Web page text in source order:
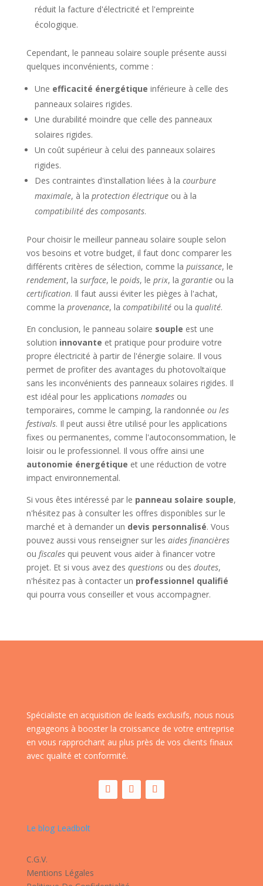
réduit la facture d'électricité et l'empreinte
écologique.
Cependant, le panneau solaire souple présente aussi
quelques inconvénients, comme :
Une efficacité énergétique inférieure à celle des
panneaux solaires rigides.
Une durabilité moindre que celle des panneaux
solaires rigides.
Un coût supérieur à celui des panneaux solaires
rigides.
Des contraintes d'installation liées à la courbure
maximale, à la protection électriqueou à la
compatibilité des composants.
Pour choisir le meilleur panneau solaire souple selon
vos besoins et votre budget, il faut donc comparer les
différents critères de sélection, comme la puissance, le
rendement, la surface, le poids, le prix, la garantieou la
certification. Il faut aussi éviter les pièges à l'achat,
comme la provenance, la compatibilitéou la qualité.
En conclusion, le panneau solaire souple est une
solution innovante et pratique pour produire votre
propre électricité à partir de l'énergie solaire. Il vous
permet de profiter des avantages du photovoltaïque
sans les inconvénients des panneaux solaires rigides. Il
est idéal pour les applications nomadesou
temporaires, comme le camping, la randonnée ou les
festivals. Il peut aussi être utilisé pour les applications
fixes ou permanentes, comme l'autoconsommation, le
loisir ou le professionnel. Il vous offre ainsi une
autonomie énergétique et une réduction de votre
impact environnemental.
Si vous êtes intéressé par le panneau solaire souple,
n'hésitez pas à consulter les offres disponibles sur le
marché et à demander un devis personnalisé. Vous
pouvez aussi vous renseigner sur les aides financières
ou fiscalesqui peuvent vous aider à financer votre
projet. Et si vous avez des questionsou des doutes,
n'hésitez pas à contacter un professionnel qualifié
qui pourra vous conseiller et vous accompagner.
Spécialiste en acquisition de leads exclusifs, nous nous
engageons à booster la croissance de votre entreprise
en vous rapprochant au plus près de vos clients finaux
avec qualité et conformité.
Le blog Leadbolt
C.G.V.
Mentions Légales